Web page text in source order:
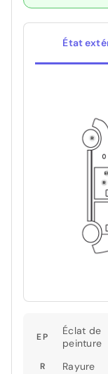
État
EP
Éclat de
peinture
R Rayure